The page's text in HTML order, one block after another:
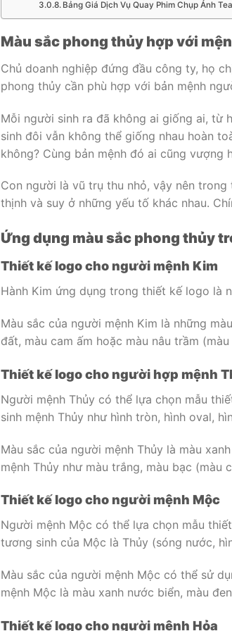
Bảng Giá Dịch Vụ Quay Phim Chụp Ảnh
Màu sắc phong thủy hợp với
Chủ doanh nghiệp đứng đầu công ty, họ
phong thủy cần phù hợp với bản mệnh
Mỗi người sinh ra đã không ai giống ai, từ
sinh đôi vẫn không thể giống nhau hoàn
không? Cùng bản mệnh đó ai cũng
Con người là vũ trụ thu nhỏ, vậy nên
thịnh và suy ở những yếu tố khác nhau.
Ứng dụng màu sắc phong thủy
Thiết kế logo cho người mệnh Kim
Hành Kim ứng dụng trong thiết kế logo là
Màu sắc của người mệnh Kim là những
đất, màu cam ấm hoặc màu nâu trầm
Thiết kế logo cho người hợp mệnh
Người mệnh Thủy có thể lựa chọn mẫu
sinh mệnh Thủy như hình tròn, hình oval,
Màu sắc của người mệnh Thủy là màu
mệnh Thủy như màu trắng, màu bạc (màu
Thiết kế logo cho người mệnh Mộc
Người mệnh Mộc có thể lựa chọn mẫu
tương sinh của Mộc là Thủy (sóng nước,
Màu sắc của người mệnh Mộc có thể sử
mệnh Mộc là màu xanh nước biển, màu
Thiết kế logo cho người mệnh Hỏa